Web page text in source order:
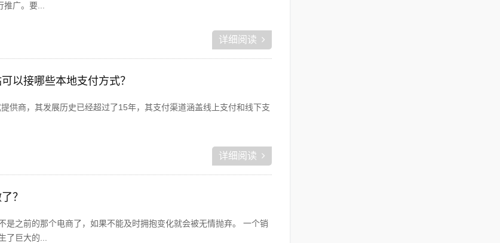
广。要...
详细阅读
以接哪些本地支付方式？
供商，其发展历史已经超过了15年，其支付渠道涵盖线上支付和线下支
详细阅读
？
是之前的那个电商了，如果不能及时拥抱变化就会被无情抛弃。 一个销
了巨大的...